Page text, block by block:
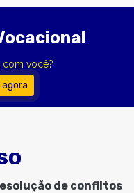
com você?
de conflitos